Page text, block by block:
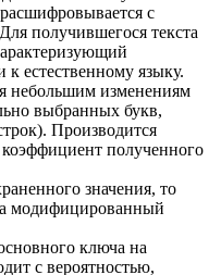
с
получившегося текста
к естественному языку.
небольшим изменениям
выбранных букв,
Производится
полученного
значения, то
модифицированный
ключа на
с вероятностью,